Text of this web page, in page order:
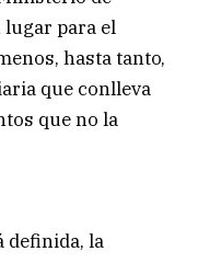
para el
hasta tanto,
que conlleva
que no la
definida, la